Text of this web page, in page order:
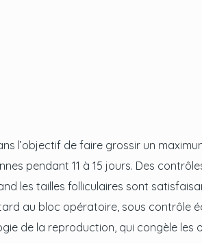
l’objectif de faire grossir un
pendant 11 à 15 jours. Des
les tailles folliculaires sont
au bloc opératoire, sous contrôle
de la reproduction, qui congèle les